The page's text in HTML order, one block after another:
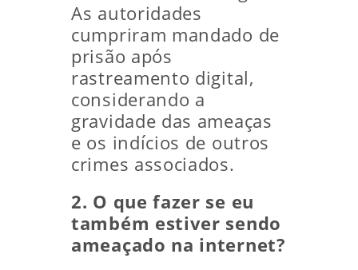
As autoridades
cumpriram mandado de
prisão após
rastreamento digital,
considerando a
gravidade das ameaças
e os indícios de outros
crimes associados.
2. O que fazer se eu
também estiver sendo
ameaçado na internet?